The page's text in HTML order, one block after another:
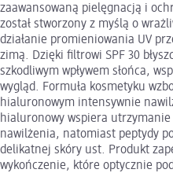
zaawansowaną pielęgnacją i
został stworzony z myślą o
działanie promieniowania UV
zimą. Dzięki filtrowi SPF 30
szkodliwym wpływem słońca,
wygląd. Formuła kosmetyku
hialuronowym intensywnie
hialuronowy wspiera
nawilżenia, natomiast peptydy
delikatnej skóry ust. Produkt
wykończenie, które optycznie